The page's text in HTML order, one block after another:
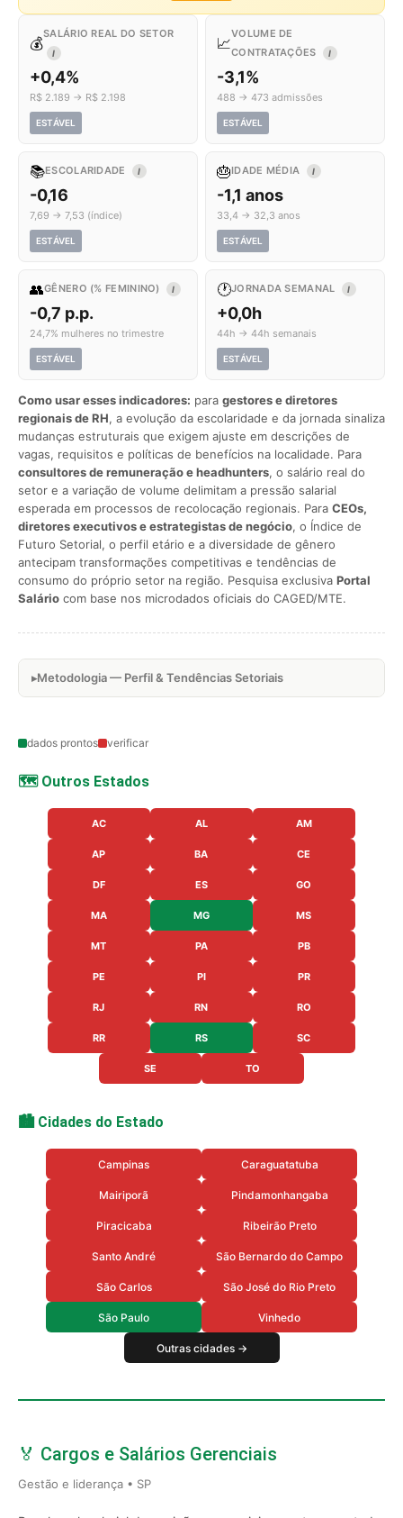
💰
SALÁRIO REAL DO SETOR
I
+0,4%
R$ 2.189 → R$ 2.198
ESTÁVEL
📈
VOLUME DE
CONTRATAÇÕES
I
-3,1%
488 → 473 admissões
ESTÁVEL
📚ESCOLARIDADE I
-0,16
7,69 → 7,53 (índice)
ESTÁVEL
🎂IDADE MÉDIA I
-1,1 anos
33,4 → 32,3 anos
ESTÁVEL
👥GÊNERO (% FEMININO) I
-0,7 p.p.
24,7% mulheres no trimestre
ESTÁVEL
🕐JORNADA SEMANAL I
+0,0h
44h → 44h semanais
ESTÁVEL
Como usar esses indicadores: para gestores e diretores
regionais de RH, a evolução da escolaridade e da jornada sinaliza
mudanças estruturais que exigem ajuste em descrições de
vagas, requisitos e políticas de benefícios na localidade. Para
consultores de remuneração e headhunters, o salário real do
setor e a variação de volume delimitam a pressão salarial
esperada em processos de recolocação regionais. Para CEOs,
diretores executivos e estrategistas de negócio, o Índice de
Futuro Setorial, o perfil etário e a diversidade de gênero
antecipam transformações competitivas e tendências de
consumo do próprio setor na região. Pesquisa exclusiva Portal
Salário com base nos microdados oficiais do CAGED/MTE.
Metodologia — Perfil & Tendências Setoriais
dados prontos verificar
🗺️ Outros Estados
AC AL AM
AP BA CE
DF ES GO
MA MG MS
MT PA PB
PE PI PR
RJ RN RO
RR RS SC
SE TO
🏙️ Cidades do Estado
Campinas Caraguatatuba
Mairiporã Pindamonhangaba
Piracicaba Ribeirão Preto
Santo André São Bernardo do Campo
São Carlos São José do Rio Preto
São Paulo Vinhedo
Outras cidades →
🏅 Cargos e Salários Gerenciais
Gestão e liderança • SP